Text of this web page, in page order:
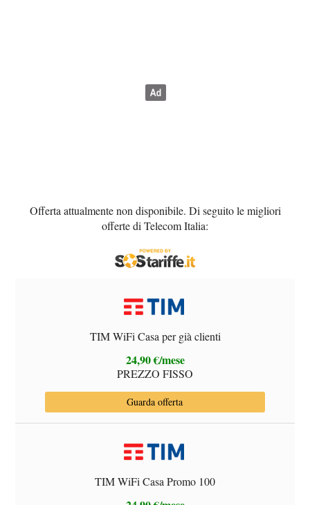
Offerta attualmente non disponibile. Di seguito le migliori
offerte di Telecom Italia:
TIM WiFi Casa per già clienti
24,90 €/mese
PREZZO FISSO
Guarda offerta
TIM WiFi Casa Promo 100